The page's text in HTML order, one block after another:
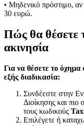
• Μηδενικό πρόστιμο, αν
30 ευρώ.
Πώς θα θέσετε
ακινησία
Για να θέσετε το
εξής διαδικασία:
Συνδέεστε στην
Διοίκησης και
τους κωδικούς
Επιλέγετε ή